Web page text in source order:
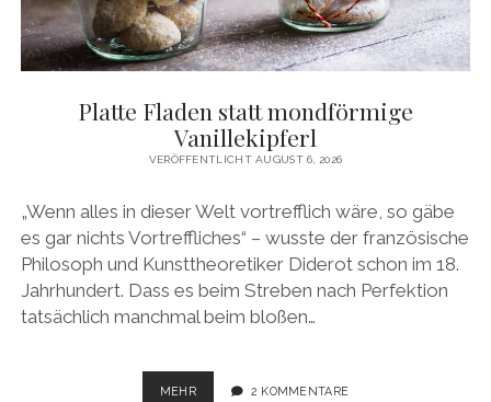
Platte Fladen statt mondförmige
Vanillekipferl
VERÖFFENTLICHT AUGUST 6, 2026
„Wenn alles in dieser Welt vortrefflich wäre, so gäbe
es gar nichts Vortreffliches“ – wusste der französische
Philosoph und Kunsttheoretiker Diderot schon im 18.
Jahrhundert. Dass es beim Streben nach Perfektion
tatsächlich manchmal beim bloßen…
MEHRPLATTE
2 KOMMENTARE